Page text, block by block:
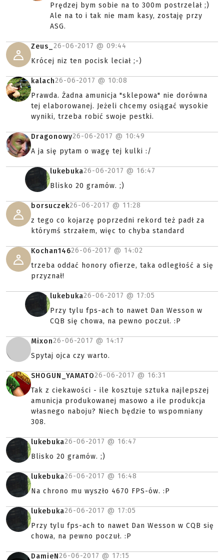
Prędzej bym sobie na to 300m postrzelał ;)
Ale na to i tak nie mam kasy, zostaję przy
ASG.
Zeus_ 26-06-2017 @ 09:44
Krócej niz ten pocisk leciał ;-)
kalach26-06-2017 @ 10:08
Prawda. Żadna amunicja "sklepowa" nie dorówna
tej elaborowanej. Jeżeli chcemy osiągać wysokie
wyniki, trzeba robić swoje pestki.
Dragonowy26-06-2017 @ 10:49
A ja się pytam o wagę tej kulki :/
lukebuka26-06-2017 @ 16:47
Blisko 20 gramów. ;)
borsuczek26-06-2017 @ 11:28
z tego co kojarzę poprzedni rekord też padł za
którymś strzałem, więc to chyba standard
Kochan14626-06-2017 @ 14:02
trzeba oddać honory ofierze, taka odległość a się
przyznał!
lukebuka26-06-2017 @ 17:05
Przy tylu fps-ach to nawet Dan Wesson w
CQB się chowa, na pewno poczuł. :P
Mixon26-06-2017 @ 14:17
Spytaj ojca czy warto.
SHOGUN_YAMATO26-06-2017 @ 16:31
Tak z ciekawości - ile kosztuje sztuka najlepszej
amunicja produkowanej masowo a ile produkcja
własnego naboju? Niech będzie to wspomniany
308.
lukebuka26-06-2017 @ 16:47
Blisko 20 gramów. ;)
lukebuka26-06-2017 @ 16:48
Na chrono mu wyszło 4670 FPS-ów. :P
lukebuka26-06-2017 @ 17:05
Przy tylu fps-ach to nawet Dan Wesson w CQB się
chowa, na pewno poczuł. :P
DamieN26-06-2017 @ 17:15